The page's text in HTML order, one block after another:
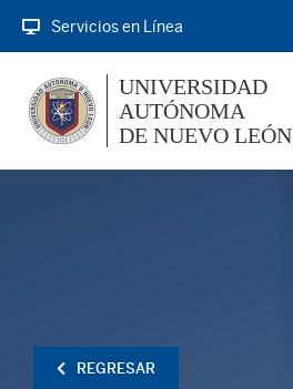
Servicios en Línea
UNIVERSIDAD
AUTÓNOMA
DE NUEVO LEÓN
REGRESAR